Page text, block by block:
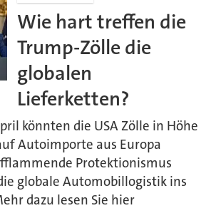
Wie hart treffen die
Trump-Zölle die
globalen
Lieferketten?
könnten die USA Zölle in Höhe
Autoimporte aus Europa
Protektionismus
globale Automobillogistik ins
dazu lesen Sie hier